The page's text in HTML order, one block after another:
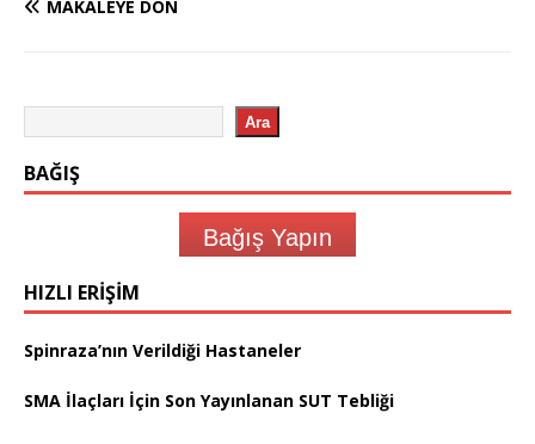
MAKALEYE DÖN
Ara
BAĞIŞ
Bağış Yapın
HIZLI ERIŞIM
Spinraza’nın Verildiği Hastaneler
SMA İlaçları İçin Son Yayınlanan SUT Tebliği